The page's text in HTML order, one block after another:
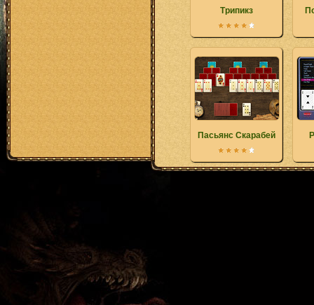
Трипикз
Пасьянс Скарабей